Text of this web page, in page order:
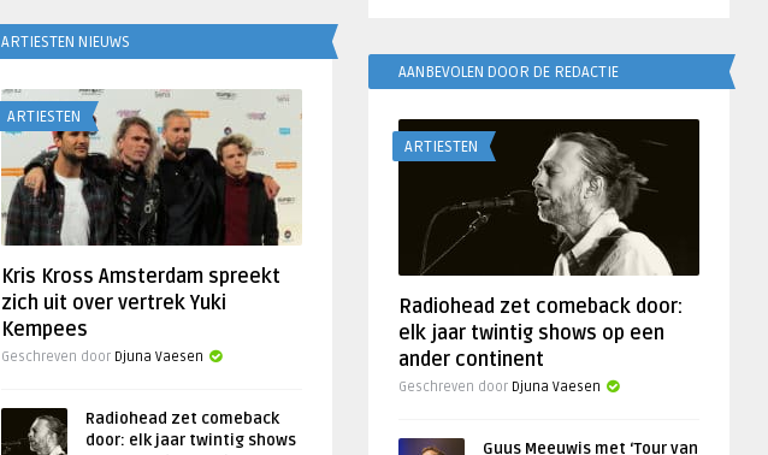
ARTIESTEN NIEUWS
ARTIESTEN
Kris Kross Amsterdam spreekt
zich uit over vertrek Yuki
Kempees
Geschreven door Djuna Vaesen
Radiohead zet comeback
door: elk jaar twintig shows
AANBEVOLEN DOOR DE REDACTIE
ARTIESTEN
Radiohead zet comeback door:
elk jaar twintig shows op een
ander continent
Geschreven door Djuna Vaesen
Guus Meeuwis met ‘Tour van